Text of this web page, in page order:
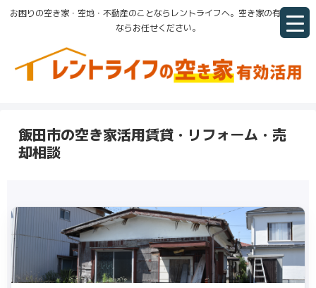
お困りの空き家・空地・不動産のことならレントライフへ。空き家の有効活用
ならお任せください。
飯田市の空き家活用賃貸・リフォーム・売
却相談